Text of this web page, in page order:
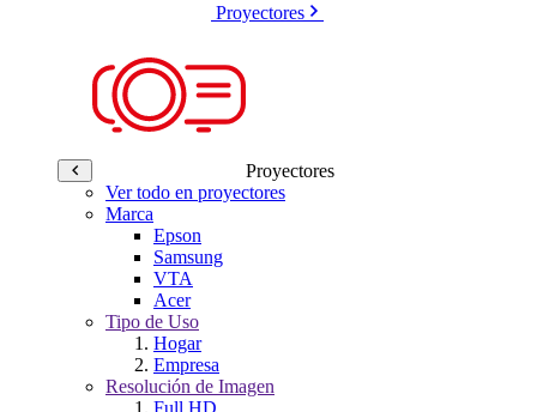
Proyectores
Proyectores
Ver todo en proyectores
Marca
Epson
Samsung
VTA
Acer
Tipo de Uso
Hogar
Empresa
Resolución de Imagen
Full HD